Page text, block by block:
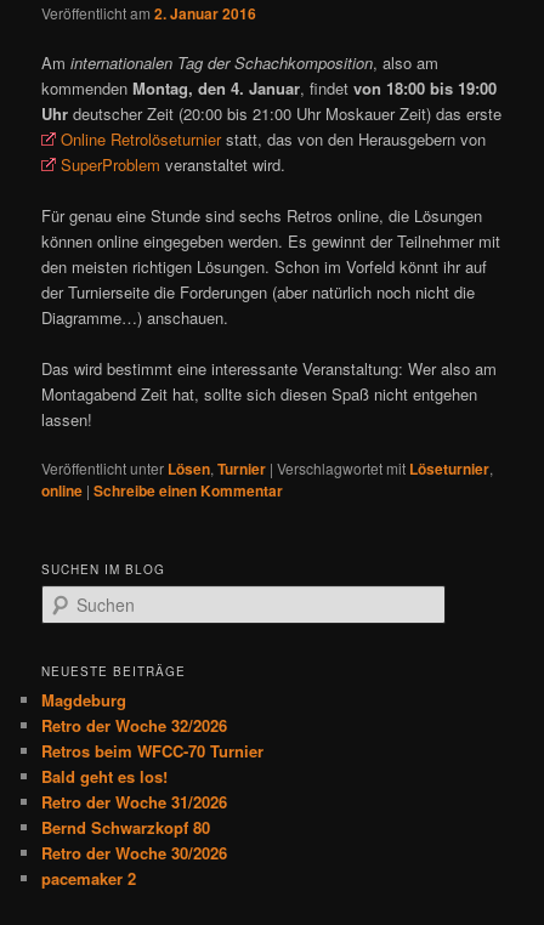
Veröffentlicht am2. Januar 2016
Aminternationalen Tag der Schachkomposition, also am
kommendenMontag, den 4. Januar, findetvon 18:00 bis 19:00
Uhr deutscher Zeit (20:00 bis 21:00 Uhr Moskauer Zeit) das erste
Online Retrolöseturnierstatt, das von den Herausgebern von
SuperProblem veranstaltet wird.
Für genau eine Stunde sind sechs Retros online, die Lösungen
können online eingegeben werden. Es gewinnt der Teilnehmer mit
den meisten richtigen Lösungen. Schon im Vorfeld könnt ihr auf
der Turnierseite die Forderungen (aber natürlich noch nicht die
Diagramme…) anschauen.
Das wird bestimmt eine interessante Veranstaltung: Wer also am
Montagabend Zeit hat, sollte sich diesen Spaß nicht entgehen
lassen!
Veröffentlicht unter Lösen,Turnier |Verschlagwortet mit Löseturnier,
online |Schreibe einen Kommentar
SUCHEN IM BLOG
u
h
n
NEUESTE BEITRÄGE
Magdeburg
Retro der Woche 32/2026
Retros beim WFCC-70 Turnier
Bald geht es los!
Retro der Woche 31/2026
Bernd Schwarzkopf 80
Retro der Woche 30/2026
pacemaker 2